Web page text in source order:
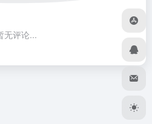
无评论...